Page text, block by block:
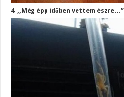
4. ,,Még épp időben vettem észre…”